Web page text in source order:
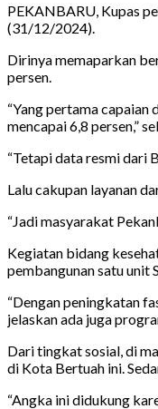
PEKANBARU, Kupas
(31/12/2024).
Dirinya memaparkan
persen.
“Yang pertama
mencapai 6,8 persen,”
“Tetapi data resmi dari
Lalu cakupan layanan
“Jadi masyarakat
Kegiatan bidang
pembangunan satu unit
“Dengan peningkatan
jelaskan ada juga
Dari tingkat sosial, di
di Kota Bertuah ini.
“Angka ini didukung